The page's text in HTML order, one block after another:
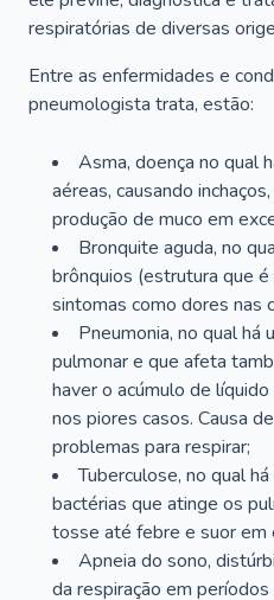
respiratórias de diversas
Entre as enfermidades e
pneumologista trata, estão:
Asma, doença no qual
aéreas, causando
produção de muco em
Bronquite aguda, no
brônquios (estrutura que
sintomas como dores nas
Pneumonia, no qual há
pulmonar e que afeta
haver o acúmulo de
nos piores casos. Causa
problemas para respirar;
Tuberculose, no qual
bactérias que atinge os
tosse até febre e suor em
Apneia do sono,
da respiração em